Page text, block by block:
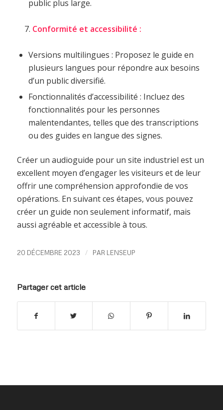
public plus large.
Conformité et accessibilité :
Versions multilingues : Proposez le guide en
plusieurs langues pour répondre aux besoins
d’un public diversifié.
Fonctionnalités d’accessibilité : Incluez des
fonctionnalités pour les personnes
malentendantes, telles que des transcriptions
ou des guides en langue des signes.
Créer un audioguide pour un site industriel est un
excellent moyen d’engager les visiteurs et de leur
offrir une compréhension approfondie de vos
opérations. En suivant ces étapes, vous pouvez
créer un guide non seulement informatif, mais
aussi agréable et accessible à tous.
20 DÉCEMBRE 2023 / PAR LENSEUP
Partager cet article